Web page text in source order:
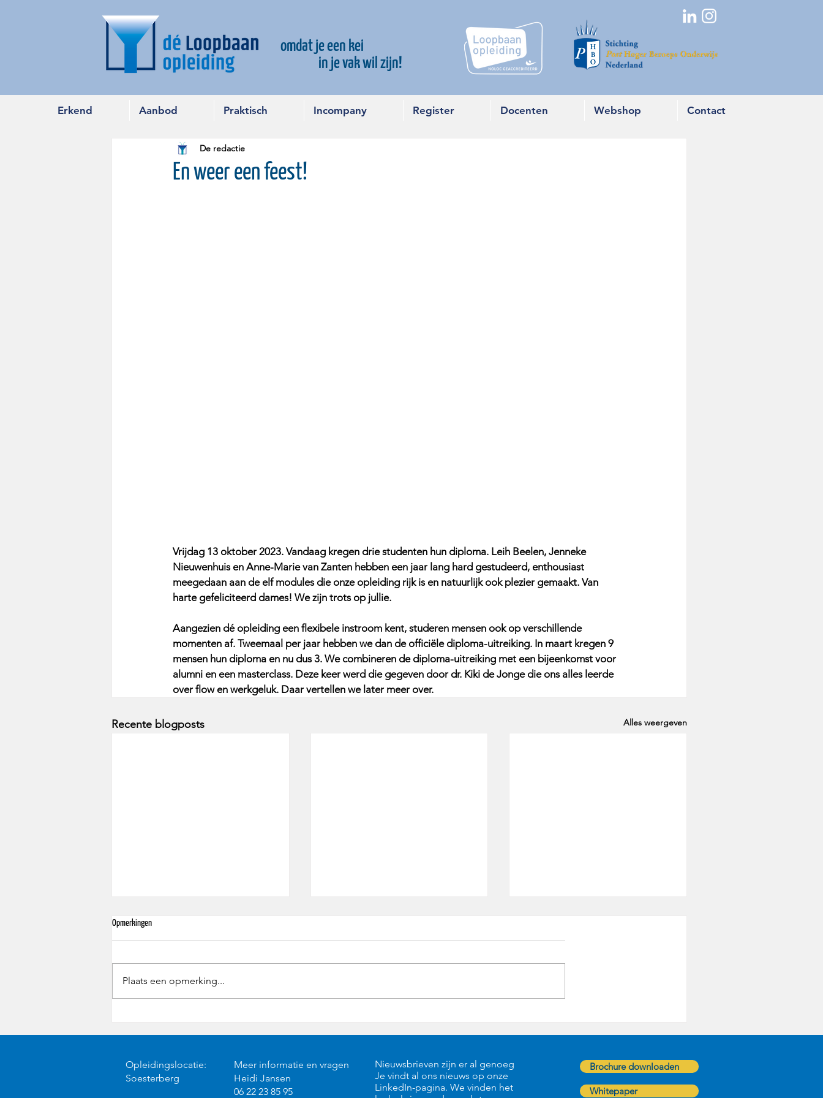
omdat je een kei
in je vak wil zijn!
Erkend Aanbod Praktisch Incompany Register Docenten Webshop Contact
En weer een feest!
De redactie
Vrijdag 13 oktober 2023. Vandaag kregen drie studenten hun diploma. Leih Beelen, Jenneke
Nieuwenhuis en Anne-Marie van Zanten hebben een jaar lang hard gestudeerd, enthousiast
meegedaan aan de elf modules die onze opleiding rijk is en natuurlijk ook plezier gemaakt. Van
harte gefeliciteerd dames! We zijn trots op jullie.
Aangezien dé opleiding een flexibele instroom kent, studeren mensen ook op verschillende
momenten af. Tweemaal per jaar hebben we dan de officiële diploma-uitreiking. In maart kregen 9
mensen hun diploma en nu dus 3. We combineren de diploma-uitreiking met een bijeenkomst voor
alumni en een masterclass. Deze keer werd die gegeven door dr. Kiki de Jonge die ons alles leerde
over flow en werkgeluk. Daar vertellen we later meer over.
Recente blogposts Alles weergeven
kennisartikel
Opmerkingen
Plaats een opmerking...
Opleidingslocatie:
Soesterberg
Meer informatie en vragen
Heidi Jansen
06 22 23 85 95
Nieuwsbrieven zijn er al genoeg
Je vindt al ons nieuws op onze
LinkedIn-pagina. We vinden het
Brochure downloaden
Whitepaper